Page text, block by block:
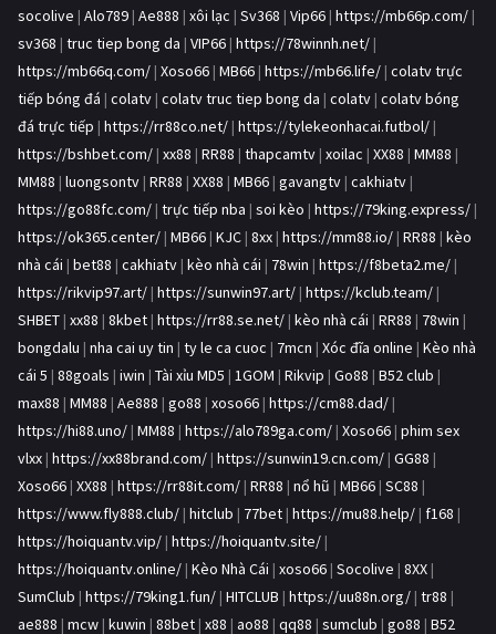
socolive | Alo789 | Ae888 | xôi lạc | Sv368 | Vip66 | https://mb66p.com/ |
sv368 | truc tiep bong da | VIP66 | https://78winnh.net/ |
https://mb66q.com/ | Xoso66 | MB66 | https://mb66.life/ | colatv trực
tiếp bóng đá | colatv | colatv truc tiep bong da | colatv | colatv bóng
đá trực tiếp | https://rr88co.net/ | https://tylekeonhacai.futbol/ |
https://bshbet.com/ | xx88 | RR88 | thapcamtv | xoilac | XX88 | MM88 |
MM88 | luongsontv | RR88 | XX88 | MB66 | gavangtv | cakhiatv |
https://go88fc.com/ | trực tiếp nba | soi kèo | https://79king.express/ |
https://ok365.center/ | MB66 | KJC | 8xx | https://mm88.io/ | RR88 | kèo
nhà cái | bet88 | cakhiatv | kèo nhà cái | 78win | https://f8beta2.me/ |
https://rikvip97.art/ | https://sunwin97.art/ | https://kclub.team/ |
SHBET | xx88 | 8kbet | https://rr88.se.net/ | kèo nhà cái | RR88 | 78win |
bongdalu | nha cai uy tin | ty le ca cuoc | 7mcn | Xóc đĩa online | Kèo nhà
cái 5 | 88goals | iwin | Tài xỉu MD5 | 1GOM | Rikvip | Go88 | B52 club |
max88 | MM88 | Ae888 | go88 | xoso66 | https://cm88.dad/ |
https://hi88.uno/ | MM88 | https://alo789ga.com/ | Xoso66 | phim sex
vlxx | https://xx88brand.com/ | https://sunwin19.cn.com/ | GG88 |
Xoso66 | XX88 | https://rr88it.com/ | RR88 | nổ hũ | MB66 | SC88 |
https://www.fly888.club/ | hitclub | 77bet | https://mu88.help/ | f168 |
https://hoiquantv.vip/ | https://hoiquantv.site/ |
https://hoiquantv.online/ | Kèo Nhà Cái | xoso66 | Socolive | 8XX |
SumClub | https://79king1.fun/ | HITCLUB | https://uu88n.org/ | tr88 |
ae888 | mcw | kuwin | 88bet | x88 | ao88 | qq88 | sumclub | go88 | B52